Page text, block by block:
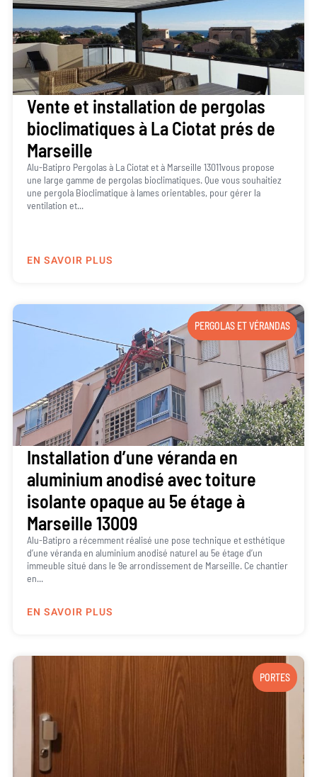
Vente et installation de pergolas
bioclimatiques à La Ciotat prés de
Marseille
Alu-Batipro Pergolas à La Ciotat et à Marseille 13011vous propose
une large gamme de pergolas bioclimatiques. Que vous souhaitiez
une pergola Bioclimatique à lames orientables, pour gérer la
ventilation et...
EN SAVOIR PLUS
PERGOLAS ET VÉRANDAS
Installation d’une véranda en
aluminium anodisé avec toiture
isolante opaque au 5e étage à
Marseille 13009
Alu-Batipro a récemment réalisé une pose technique et esthétique
d’une véranda en aluminium anodisé naturel au 5e étage d’un
immeuble situé dans le 9e arrondissement de Marseille. Ce chantier
en...
EN SAVOIR PLUS
PORTES